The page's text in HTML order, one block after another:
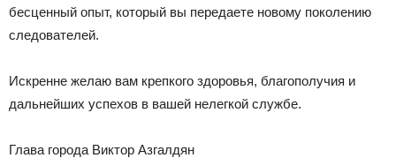
бесценный опыт, который вы передаете новому поколению
следователей.
Искренне желаю вам крепкого здоровья, благополучия и
дальнейших успехов в вашей нелегкой службе.
Глава города Виктор Азгалдян